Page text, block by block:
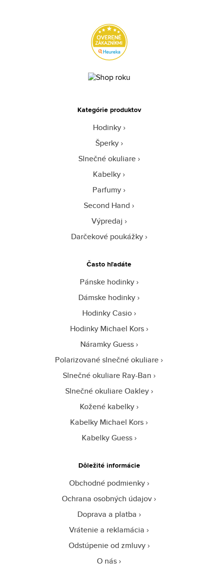
Kategórie produktov
Hodinky
Šperky
Slnečné okuliare
Kabelky
Parfumy
Second Hand
Výpredaj
Darčekové poukážky
Často hľadáte
Pánske hodinky
Dámske hodinky
Hodinky Casio
Hodinky Michael Kors
Náramky Guess
Polarizované slnečné okuliare
Slnečné okuliare Ray-Ban
Slnečné okuliare Oakley
Kožené kabelky
Kabelky Michael Kors
Kabelky Guess
Dôležité informácie
Obchodné podmienky
Ochrana osobných údajov
Doprava a platba
Vrátenie a reklamácia
Odstúpenie od zmluvy
O nás